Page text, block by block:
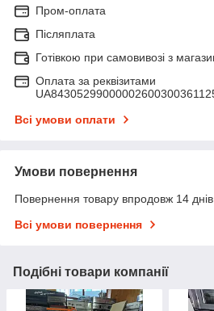
Пром-оплата
Післяплата
Готівкою при самовивозі з
Оплата за реквізитами
Всі умови оплати
Умови повернення
Повернення товару впродовж 14
Всі умови повернення
Подібні товари компанії